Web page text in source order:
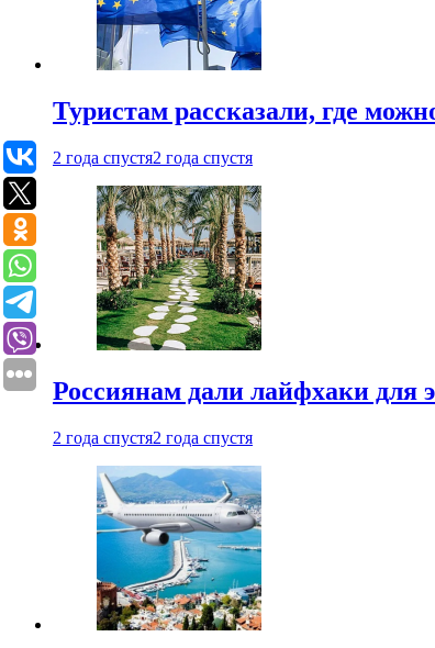
Туристам рассказали, где
2 года спустя2 года спустя
Россиянам дали лайфхаки для
2 года спустя2 года спустя